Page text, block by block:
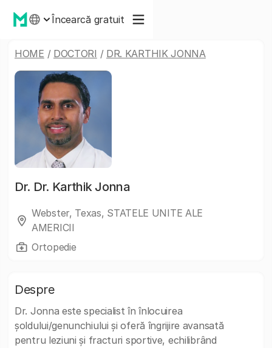
Încearcă gratuit
HOME / DOCTORI / DR. KARTHIK JONNA
Dr. Dr. Karthik Jonna
Webster, Texas, STATELE UNITE ALE
AMERICII
Ortopedie
Despre
Dr. Jonna este specialist în înlocuirea
șoldului/genunchiului și oferă îngrijire avansată
pentru leziuni și fracturi sportive, echilibrând